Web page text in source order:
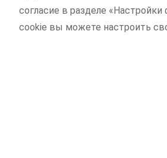
согласие в разделе
cookie вы можете настроить